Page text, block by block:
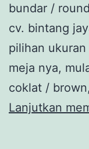
bundar /
cv. bintang
pilihan
meja nya,
coklat /
Lanjutkan